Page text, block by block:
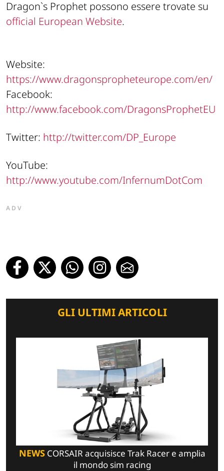
Dragon`s Prophet possono essere trovate su
official European Website.
Website:
https://www.dragonspropheteurope.com/en/
Facebook:
http://www.facebook.com/DragonsProphetEU
Twitter: http://twitter.com/DP_Europe
YouTube:
http://www.youtube.com/InfernumDotCom
ADV
GLI ULTIMI ARTICOLI
NEWSCORSAIR acquisisce Trak Racer e amplia
il mondo sim racing